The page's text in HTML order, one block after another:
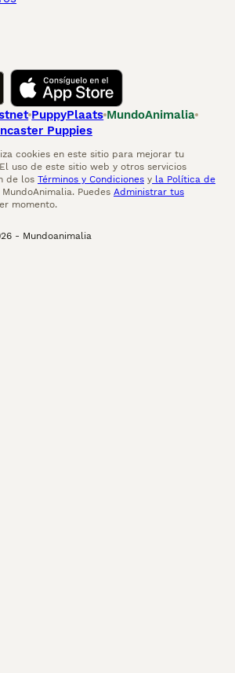
PuppyPlaats MundoAnimalia
Puppies
cookies en este sitio para mejorar tu
uso de este sitio web y otros servicios
de los Términos y Condiciones y la Política de
Puedes Administrar tus
momento.
- Mundoanimalia